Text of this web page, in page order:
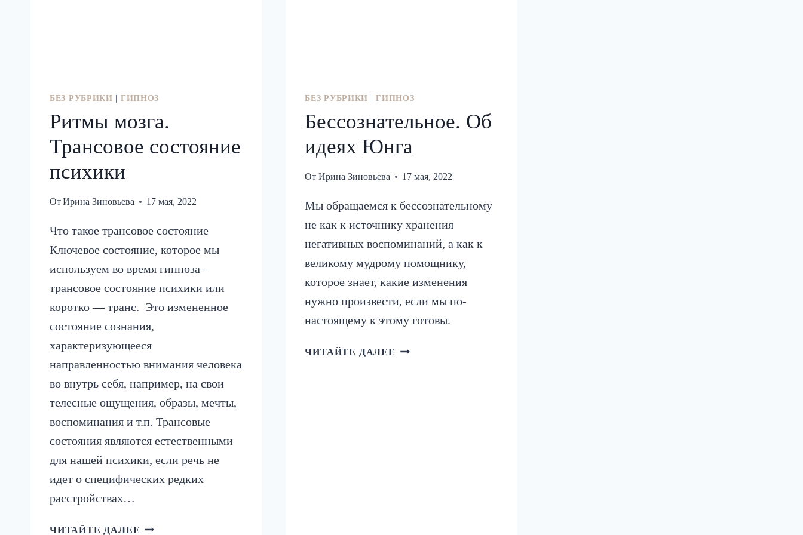
БЕЗ РУБРИКИ ГИПНОЗ
Ритмы мозга.
Трансовое состояние
психики
ОтИрина Зиновьева 17 мая, 2022
Что такое трансовое состояние
Ключевое состояние, которое мы
используем во время гипноза –
трансовое состояние психики или
коротко — транс. Это измененное
состояние сознания,
характеризующееся
направленностью внимания человека
во внутрь себя, например, на свои
телесные ощущения, образы, мечты,
воспоминания и т.п. Трансовые
состояния являются естественными
для нашей психики, если речь не
идет о специфических редких
расстройствах…
ЧИТАЙТЕ ДАЛЕЕ РИТМЫ
БЕЗ РУБРИКИ |ГИПНОЗ
Бессознательное. Об
идеях Юнга
От Ирина Зиновьева 17 мая, 2022
Мы обращаемся к бессознательному
не как к источнику хранения
негативных воспоминаний, а как к
великому мудрому помощнику,
которое знает, какие изменения
нужно произвести, если мы по-
настоящему к этому готовы.
ЧИТАЙТЕ ДАЛЕЕ БЕССОЗНАТЕЛЬНОЕ.